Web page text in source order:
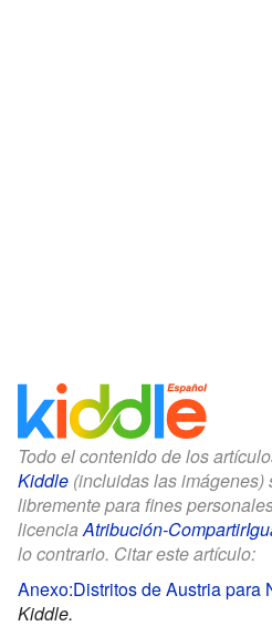
Todo el contenido de los
Kiddle (incluidas las imágenes)
libremente para fines
licenciaAtribución-
lo contrario. Citar este artículo:
Anexo:Distritos de Austria para
Kiddle.